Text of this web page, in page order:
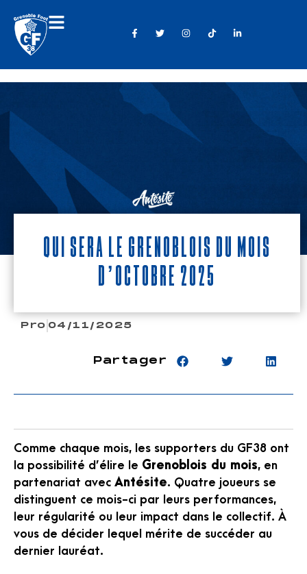
Qui sera le Grenoblois du mois
d’octobre 2025
Pro 04/11/2025
Partager
Comme chaque mois, les supporters du GF38 ont
la possibilité d’élire le Grenoblois du mois, en
partenariat avec Antésite. Quatre joueurs se
distinguent ce mois-ci par leurs performances,
leur régularité ou leur impact dans le collectif. À
vous de décider lequel mérite de succéder au
dernier lauréat.